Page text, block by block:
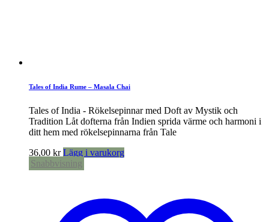
Tales of India Rume – Masala Chai
Tales of India - Rökelsepinnar med Doft av Mystik och
Tradition Låt dofterna från Indien sprida värme och harmoni i
ditt hem med rökelsepinnarna från Tale
36,00 kr Lägg i varukorg
Snabbvisning